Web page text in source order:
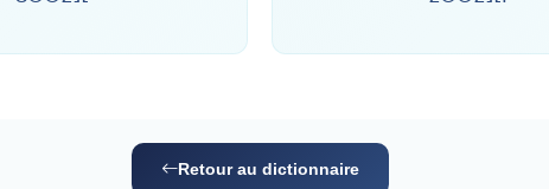
Retour au dictionnaire